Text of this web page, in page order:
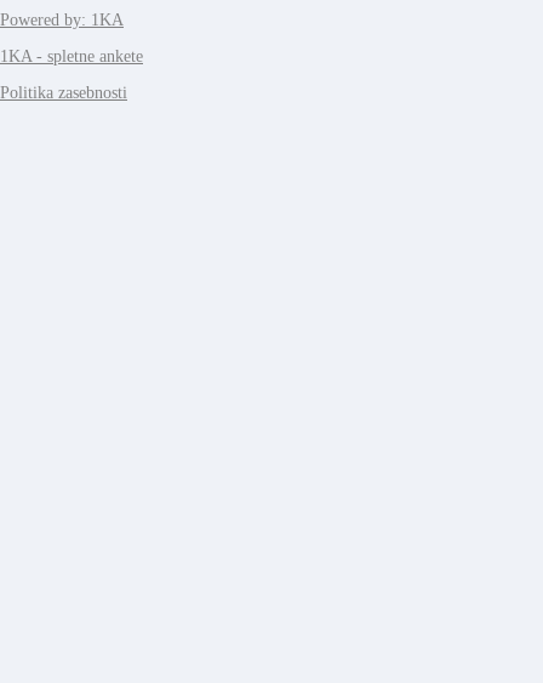
Powered by: 1KA
1KA - spletne ankete
Politika zasebnosti